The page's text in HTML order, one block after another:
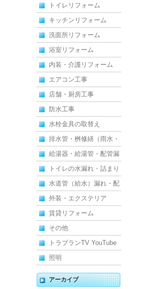
えた全面改修
トイレリフォーム
キッチンリフォーム
洗面所リフォーム
浴室リフォーム
内装・介護リフォーム
エアコン工事
店舗・厨房工事
防水工事
水栓金具の取替え
排水管・桝修繕（雨水・
汚水）
給湯器・給湯管・配管漏
れ
トイレの水漏れ・詰まり
水道管（給水）漏れ・配
管
外装・エクステリア
賃貸リフォーム
その他
トラブランTV YouTube
照明
アーカイブ